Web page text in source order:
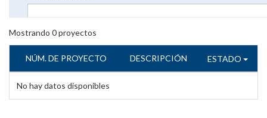
Mostrando 0proyectos
NÚM. DE PROYECTO DESCRIPCIÓN ESTADO
No hay datos disponibles